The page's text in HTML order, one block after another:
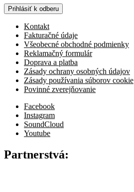
Prihlásiť k odberu
Kontakt
Fakturačné údaje
Všeobecné obchodné podmienky
Reklamačný formulár
Doprava a platba
Zásady ochrany osobných údajov
Zásady používania súborov cookie
Povinné zverejňovanie
Facebook
Instagram
SoundCloud
Youtube
Partnerstvá: